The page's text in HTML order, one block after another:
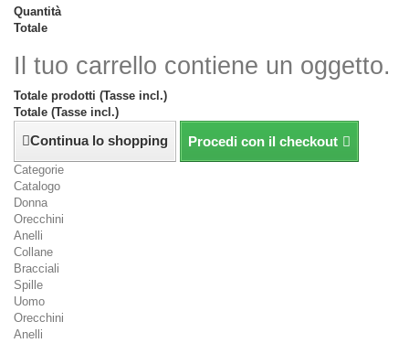
Quantità
Totale
Il tuo carrello contiene un oggetto.
Totale prodotti (Tasse incl.)
Totale (Tasse incl.)
Continua lo shopping Procedi con il checkout
Categorie
Catalogo
Donna
Orecchini
Anelli
Collane
Bracciali
Spille
Uomo
Orecchini
Anelli